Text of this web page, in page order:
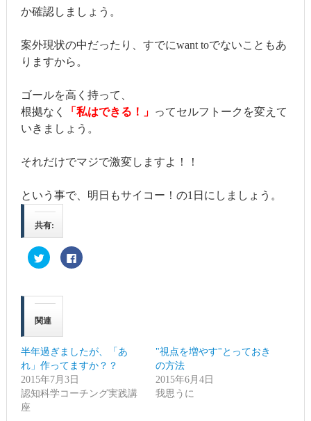
か確認しましょう。
案外現状の中だったり、すでにwant toでないこともあ
りますから。
ゴールを高く持って、
根拠なく
「私はできる！」 ってセルフトークを変えて
いきましょう。
それだけでマジで激変しますよ！！
という事で、明日もサイコー！の1日にしましょう。
共有:
ク
リ
て
Twitter
で
共
(新
し
い
ウ
ィ
ン
ド
ウ
Facebook
で
ク
し
て
く
さ
い
関連
半年過ぎましたが、「あ
れ」作ってますか？？
2015年7月3日
認知科学コーチング実践講
座
"視点を増やす"とっておき
の方法
2015年6月4日
我思うに